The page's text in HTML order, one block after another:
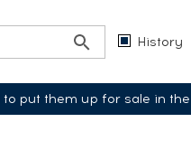
History
put them up for sale in